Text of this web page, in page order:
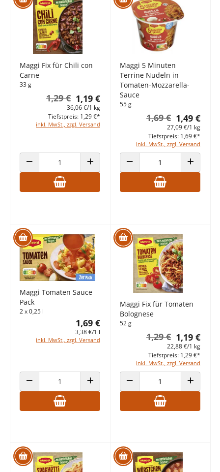
Maggi Fix für Chili con
Carne
33 g
1,19 €
1,29 €
36,06 €/1 kg
inkl. MwSt., zzgl. Versand
Tiefstpreis: 1,29 €*
ANZAHL VERRINGERN ANZAHL ERHÖHEN
Maggi 5 Minuten
Terrine Nudeln in
Tomaten-Mozzarella-
Sauce
55 g
1,49 €
1,69 €
27,09 €/1 kg
inkl. MwSt., zzgl. Versand
Tiefstpreis: 1,69 €*
ANZAHL VERRINGERN ANZAHL
Maggi Tomaten Sauce
Pack
2 x 0,25 l
1,69 €
3,38 €/1 l
inkl. MwSt., zzgl. Versand
ANZAHL VERRINGERN ANZAHL ERHÖHEN
Maggi Fix für Tomaten
Bolognese
52 g
1,19 €
1,29 €
22,88 €/1 kg
inkl. MwSt., zzgl. Versand
Tiefstpreis: 1,29 €*
ANZAHL VERRINGERN ANZAHL